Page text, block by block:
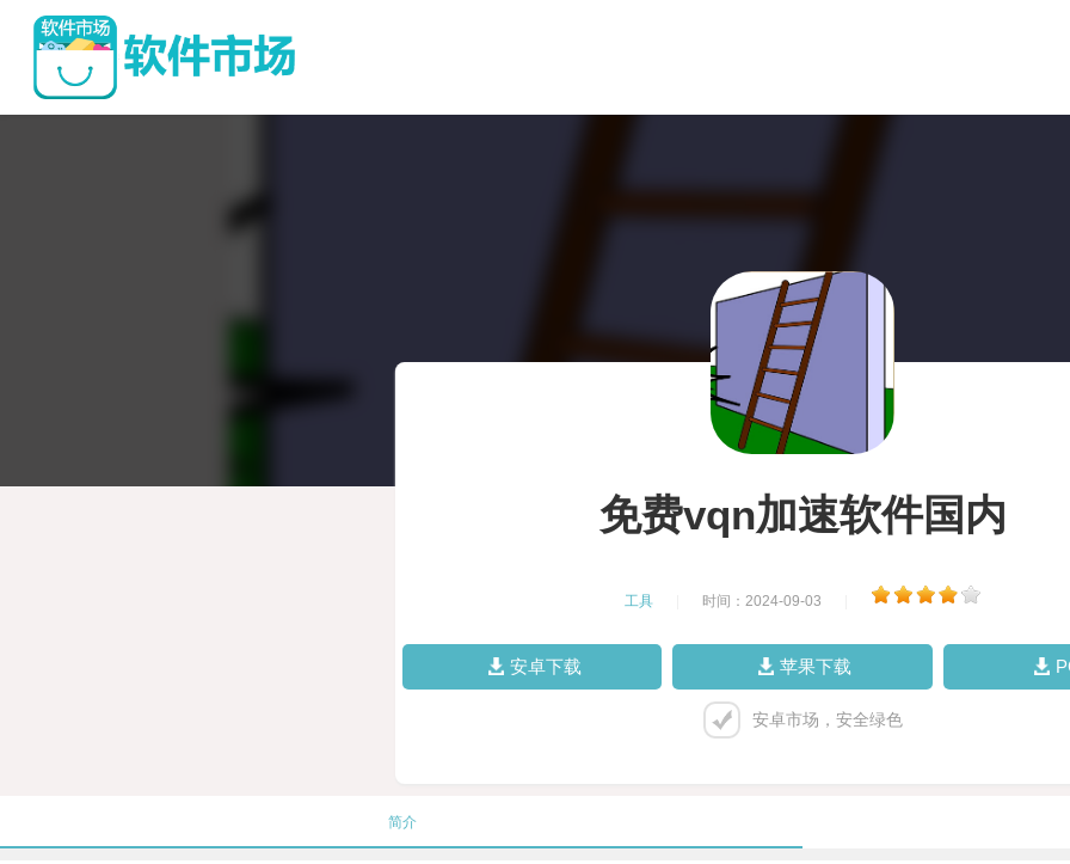
免费vqn加速软件国内
工具 时间：2024-09-03
安卓下载 苹果下载
安卓市场，安全绿色
简介